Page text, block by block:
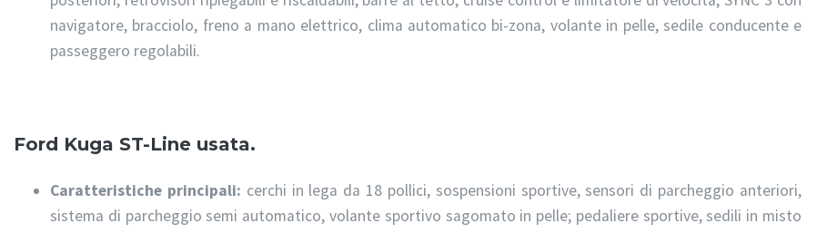
navigatore, bracciolo, freno a mano elettrico, clima automatico bi-zona, volante in pelle, sedile conducente e
passeggero regolabili.
Ford Kuga ST-Line usata.
Caratteristiche principali: cerchi in lega da 18 pollici, sospensioni sportive, sensori di parcheggio anteriori,
sistema di parcheggio semi automatico, volante sportivo sagomato in pelle; pedaliere sportive, sedili in misto